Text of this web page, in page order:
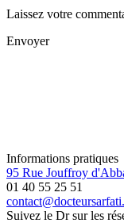
Laissez votre
Envoyer
Informations pratiques
95 Rue Jouffroy
01 40 55 25 51
Suivez le Dr sur les